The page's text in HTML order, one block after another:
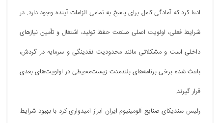
ادعا کرد که آمادگی کامل برای پاسخ به تمامی الزامات آینده وجود دارد. در
شرایط فعلی، اولویت اصلی صنعت حفظ تولید، اشتغال و تأمین نیازهای
داخلی است و مشکلاتی مانند محدودیت نقدینگی و سرمایه در گردش،
باعث شده برخی برنامه‌های بلندمدت زیست‌محیطی در اولویت‌های بعدی
قرار گیرند.
رئیس سندیکای صنایع آلومینیوم ایران ابراز امیدواری کرد با بهبود شرایط